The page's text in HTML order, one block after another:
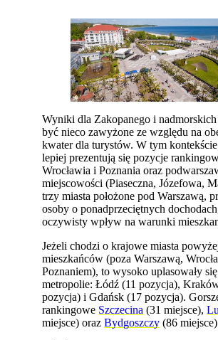
Wyniki dla Zakopanego i nadmorskich
być nieco zawyżone ze względu na
kwater dla turystów. W tym kontekście
lepiej prezentują się pozycje
Wrocławia i Poznania oraz
miejscowości (Piaseczna, Józefowa,
trzy miasta położone pod Warszawą,
osoby o ponadprzeciętnych
oczywisty wpływ na warunki
Jeżeli chodzi o krajowe miasta
mieszkańców (poza Warszawą,
Poznaniem), to wysoko uplasowały
metropolie: Łódź (11 pozycja),
pozycja) i Gdańsk (17 pozycja).
rankingowe Szczecina (31 miejsce),
miejsce) orazBydgoszczy (86